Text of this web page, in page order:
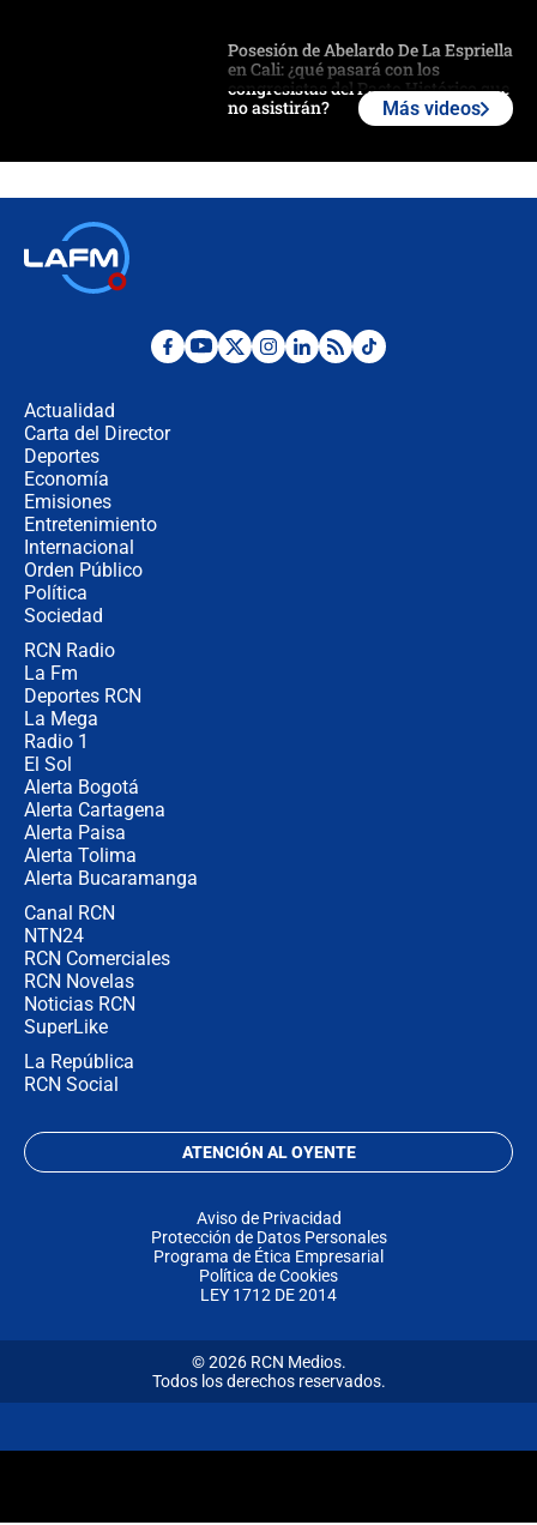
Posesión de Abelardo De La Espriella
en Cali: ¿qué pasará con los
congresistas del Pacto Histórico que
no asistirán?
¿Por qué De la Espriella gobernará
Más videos
Actualidad
Carta del Director
Deportes
Economía
Emisiones
Entretenimiento
Internacional
Orden Público
Política
Sociedad
RCN Radio
La Fm
Deportes RCN
La Mega
Radio 1
El Sol
Alerta Bogotá
Alerta Cartagena
Alerta Paisa
Alerta Tolima
Alerta Bucaramanga
Canal RCN
NTN24
RCN Comerciales
RCN Novelas
Noticias RCN
SuperLike
La República
RCN Social
ATENCIÓN AL OYENTE
Aviso de Privacidad
Protección de Datos Personales
Programa de Ética Empresarial
Política de Cookies
LEY 1712 DE 2014
© 2026 RCN Medios.
Todos los derechos reservados.